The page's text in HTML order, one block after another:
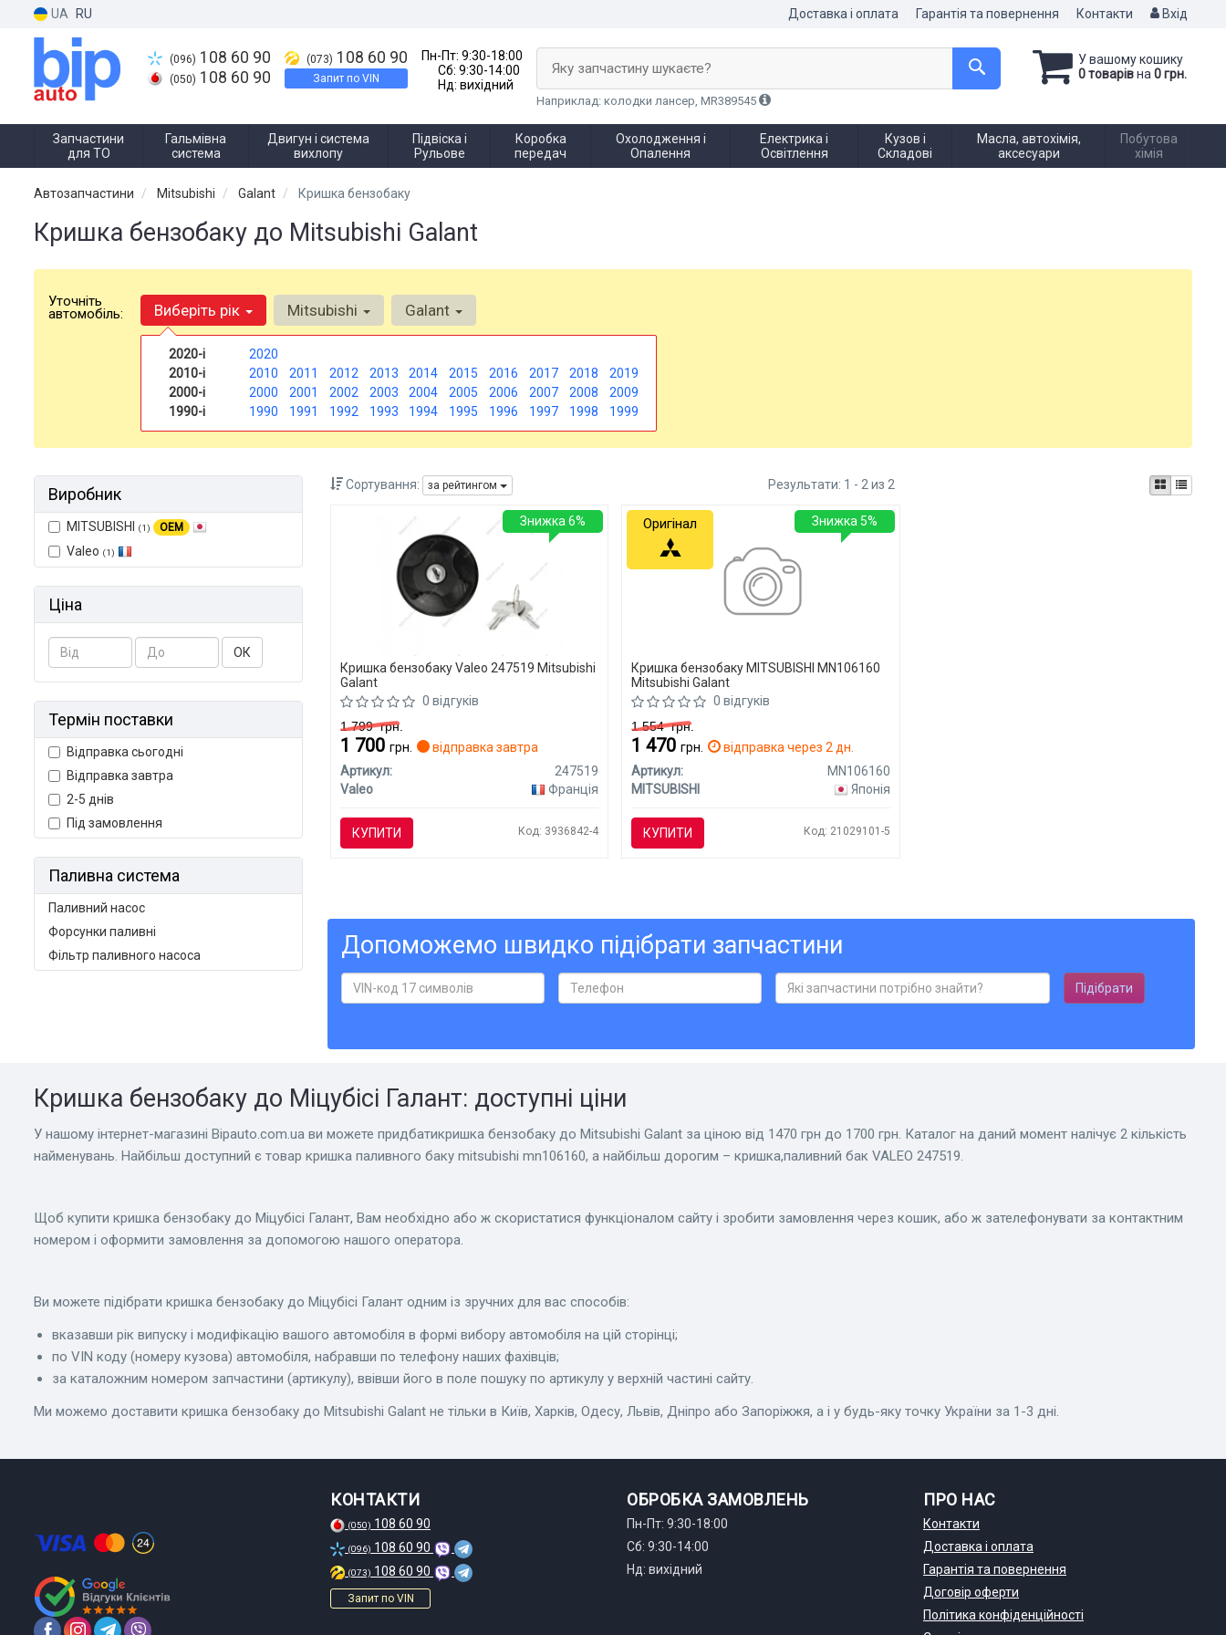
UA RU Доставка і оплата Гарантія та повернення Контакти Вхід
(096) 108 60 90
(050) 108 60 90
(073) 108 60 90
Запит по VIN
Пн-Пт: 9:30-18:00
Сб: 9:30-14:00
Нд: вихідний
У вашому кошику
0 товарівна 0 грн.
Яку запчастину шукаєте?
Наприклад: колодки лансер, MR389545
Запчастини
для ТО
Гальмівна
система
Двигун і система
вихлопу
Підвіска і
Рульове
Коробка
передач
Охолодження і
Опалення
Електрика і
Освітлення
Кузов і
Складові
Масла, автохімія,
аксесуари
Побутова
хімія
Автозапчастини Mitsubishi Galant Кришка бензобаку
Кришка бензобаку до Mitsubishi Galant
Уточніть
автомобіль: Виберіть рік
2020-і
2020
2010-і
2010 2011 2012 2013 2014 2015 2016 2017 2018
2019
2000-і
2000 2001 2002 2003 2004 2005 2006 2007 2008
2009
1990-і
1990 1991 1992 1993 1994 1995 1996 1997 1998 1999
Mitsubishi Galant
Виробник
MITSUBISHI (1) OEM
Valeo (1)
Ціна
ОК
Термін поставки
Відправка сьогодні
Відправка завтра
2-5 днів
Під замовлення
Паливна система
Паливний насос
Форсунки паливні
Фільтр паливного насоса
Сортування: за рейтингом Результати: 1 - 2 из 2
Кришка бензобаку Valeo 247519 Mitsubishi
Galant
0 відгуків
1 799грн.
1 700 грн.
відправка завтра
Артикул:
247519
Valeo
Франція
КУПИТИ Код: 3936842-4
Знижка 6%
Кришка бензобаку MITSUBISHI MN106160
Mitsubishi Galant
0 відгуків
1 554грн.
1 470грн.
відправка через 2 дн.
Артикул:
MN106160
MITSUBISHI
Японія
КУПИТИ Код: 21029101-5
Знижка 5%
Оригінал
Допоможемо швидко підібрати запчастини
Підібрати
Кришка бензобаку до Міцубісі Галант: доступні ціни
У нашому інтернет-магазині Bіpauto.com.ua ви можете придбатикришка бензобаку до Mitsubishi Galant за ціною від 1470 грн до 1700 грн. Каталог на даний момент налічує 2 кількість
найменувань. Найбільш доступний є товар кришка паливного баку mitsubishi mn106160, а найбільш дорогим – кришка,паливний бак VALEO 247519.
Щоб купити кришка бензобаку до Міцубісі Галант, Вам необхідно або ж скористатися функціоналом сайту і зробити замовлення через кошик, або ж зателефонувати за контактним
номером і оформити замовлення за допомогою нашого оператора.
Ви можете підібрати кришка бензобаку до Міцубісі Галант одним із зручних для вас способів:
вказавши рік випуску і модифікацію вашого автомобіля в формі вибору автомобіля на цій сторінці;
по VIN коду (номеру кузова) автомобіля, набравши по телефону наших фахівців;
за каталожним номером запчастини (артикулу), ввівши його в поле пошуку по артикулу у верхній частині сайту.
Ми можемо доставити кришка бензобаку до Mitsubishi Galant не тільки в Київ, Харків, Одесу, Львів, Дніпро або Запоріжжя, а і у будь-яку точку України за 1-3 дні.
КОНТАКТИ
(050) 108 60 90
(096) 108 60 90
(073) 108 60 90
Запит по VIN
ОБРОБКА ЗАМОВЛЕНЬ
Пн-Пт: 9:30-18:00
Сб: 9:30-14:00
Нд: вихідний
ПРО НАС
Контакти
Доставка і оплата
Гарантія та повернення
Договір оферти
Політика конфіденційності